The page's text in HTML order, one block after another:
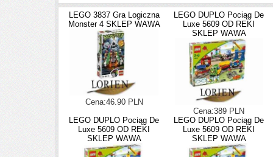
LEGO 3837 Gra Logiczna
Monster 4 SKLEP WAWA
Cena:46.90 PLN
LEGO DUPLO Pociąg De
Luxe 5609 OD REKI
SKLEP WAWA
Cena:389 PLN
LEGO DUPLO Pociąg De
Luxe 5609 OD REKI
SKLEP WAWA
LEGO DUPLO Pociąg De
Luxe 5609 OD REKI
SKLEP WAWA